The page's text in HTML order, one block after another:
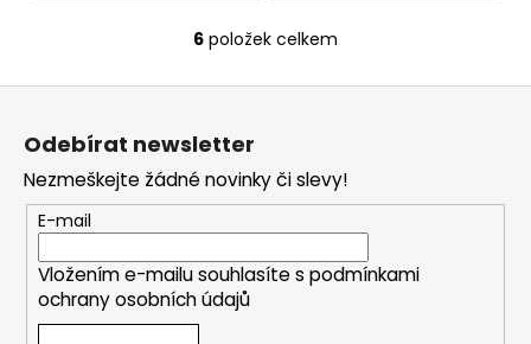
O
a
c
í
p
r
6 položek celkem
Z
Odebírat newsletter
Nezmeškejte žádné novinky či slevy!
E-mail
Vložením e-mailu souhlasíte s podmínkami
ochrany osobních údajů